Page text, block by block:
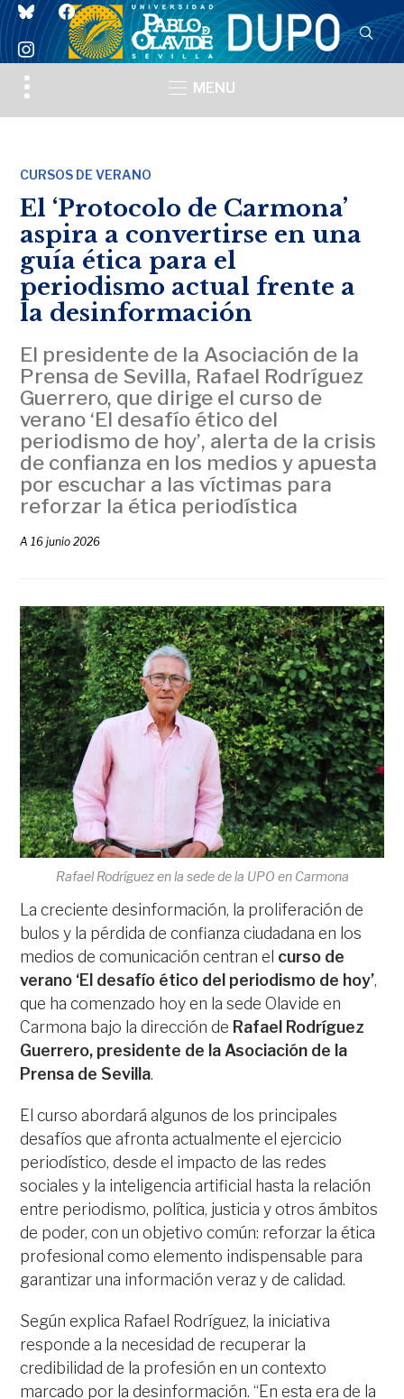
blueskyfacebook
instagram
Toggle
sidebar
MENU
CURSOS DE VERANO
El ‘Protocolo de Carmona’
aspira a convertirse en una
guía ética para el
periodismo actual frente a
la desinformación
El presidente de la Asociación de la
Prensa de Sevilla, Rafael Rodríguez
Guerrero, que dirige el curso de
verano ‘El desafío ético del
periodismo de hoy’, alerta de la crisis
de confianza en los medios y apuesta
por escuchar a las víctimas para
reforzar la ética periodística
A16 junio 2026
Rafael Rodríguez en la sede de la UPO en Carmona
La creciente desinformación, la proliferación de
bulos y la pérdida de confianza ciudadana en los
medios de comunicación centran el curso de
verano ‘El desafío ético del periodismo de hoy’,
que ha comenzado hoy en la sede Olavide en
Carmona bajo la dirección de Rafael Rodríguez
Guerrero, presidente de la Asociación de la
Prensa de Sevilla.
El curso abordará algunos de los principales
desafíos que afronta actualmente el ejercicio
periodístico, desde el impacto de las redes
sociales y la inteligencia artificial hasta la relación
entre periodismo, política, justicia y otros ámbitos
de poder, con un objetivo común: reforzar la ética
profesional como elemento indispensable para
garantizar una información veraz y de calidad.
Según explica Rafael Rodríguez, la iniciativa
responde a la necesidad de recuperar la
credibilidad de la profesión en un contexto
marcado por la desinformación. “En esta era de la